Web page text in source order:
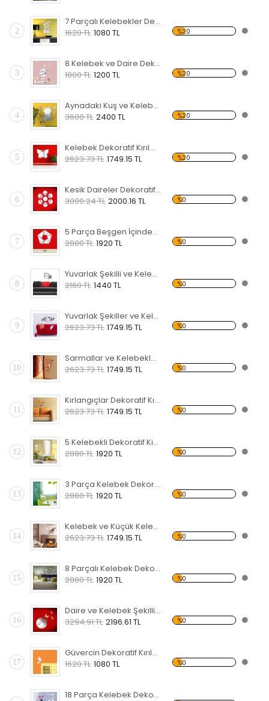
2
7 Parçalı Kelebekler Dekoratif Kırılmaz Ayna
1620 TL 1080 TL %20
3
8 Kelebek ve Daire Dekoratif Kırılmaz Ayna
1800 TL 1200 TL %20
4
Aynadaki Kuş ve Kelebekler Dekoratif Kırılmaz Ayna
3600 TL 2400 TL %20
5
Kelebek Dekoratif Kırılmaz Ayna
2623.73 TL 1749.15 TL %20
6
Kesik Daireler Dekoratif Kırılmaz Ayna
3000.24 TL 2000.16 TL %0
7
5 Parça Beşgen İçindeki Şekiller Dekoratif Kırılmaz Ayna
2880 TL 1920 TL %0
8
Yuvarlak Şekilli ve Kelebekli Dekoratif Kırılmaz Ayna
2160 TL 1440 TL %0
9
Yuvarlak Şekiller ve Kelebekler Dekoratif Kırılmaz Ayna
2623.73 TL 1749.15 TL %0
10
Sarmallar ve Kelebekler Şekilli Dekoratif Kırılmaz Ayna
2623.73 TL 1749.15 TL %0
11
Kırlangıçlar Dekoratif Kırılmaz Ayna
2623.73 TL 1749.15 TL %0
12
5 Kelebekli Dekoratif Kırılmaz Ayna
2880 TL 1920 TL %0
13
3 Parça Kelebek Dekoratif Kırılmaz Ayna
2880 TL 1920 TL %0
14
Kelebek ve Küçük Kelebekler Dekoratif Kırılmaz Ayna
2623.73 TL 1749.15 TL %0
15
8 Parçalı Kelebek Dekoratif Kırılmaz Ayna
2880 TL 1920 TL %0
16
Daire ve Kelebek Şekilli Dekoratif Kırılmaz Ayna
3294.91 TL 2196.61 TL %0
17
Güvercin Dekoratif Kırılmaz Ayna
1620 TL 1080 TL %0
18 Parça Kelebek Dekoratif Kırılmaz Ayna